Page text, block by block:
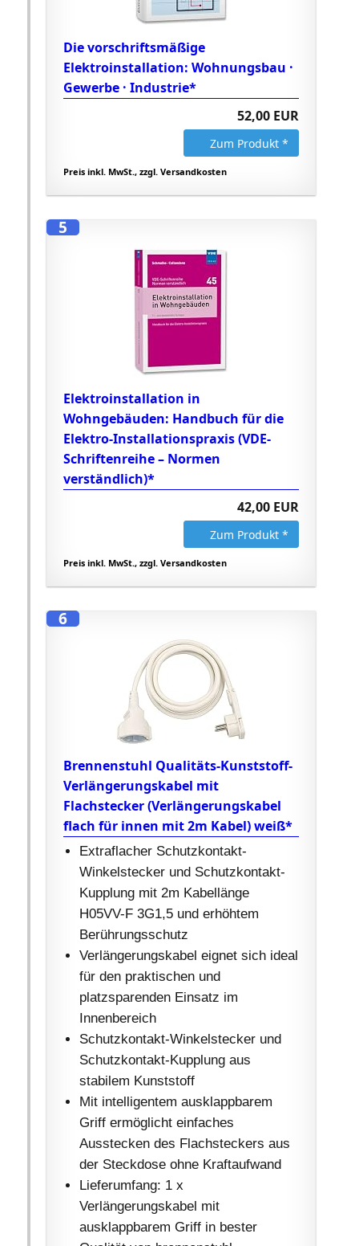
Die vorschriftsmäßige
Elektroinstallation: Wohnungsbau ·
Gewerbe · Industrie*
52,00 EUR
Zum Produkt *
Preis inkl. MwSt., zzgl. Versandkosten
5
Elektroinstallation in
Wohngebäuden: Handbuch für die
Elektro-Installationspraxis (VDE-
Schriftenreihe – Normen
verständlich)*
42,00 EUR
Zum Produkt *
Preis inkl. MwSt., zzgl. Versandkosten
6
Brennenstuhl Qualitäts-Kunststoff-
Verlängerungskabel mit
Flachstecker (Verlängerungskabel
flach für innen mit 2m Kabel) weiß*
Extraflacher Schutzkontakt-
Winkelstecker und Schutzkontakt-
Kupplung mit 2m Kabellänge
H05VV-F 3G1,5 und erhöhtem
Berührungsschutz
Verlängerungskabel eignet sich ideal
für den praktischen und
platzsparenden Einsatz im
Innenbereich
Schutzkontakt-Winkelstecker und
Schutzkontakt-Kupplung aus
stabilem Kunststoff
Mit intelligentem ausklappbarem
Griff ermöglicht einfaches
Ausstecken des Flachsteckers aus
der Steckdose ohne Kraftaufwand
Lieferumfang: 1 x
Verlängerungskabel mit
ausklappbarem Griff in bester